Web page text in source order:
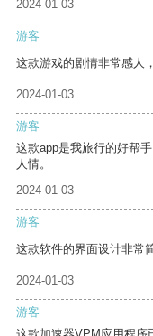
2024-01-03
游客
这款游戏的剧情非常感人
2024-01-03
游客
这款app是我旅行的好帮
人情。
2024-01-03
游客
这款软件的界面设计非常
2024-01-03
游客